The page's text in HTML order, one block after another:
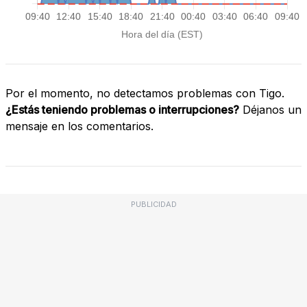
Por el momento, no detectamos problemas con Tigo.
¿Estás teniendo problemas o interrupciones? Déjanos un
mensaje en los comentarios.
PUBLICIDAD